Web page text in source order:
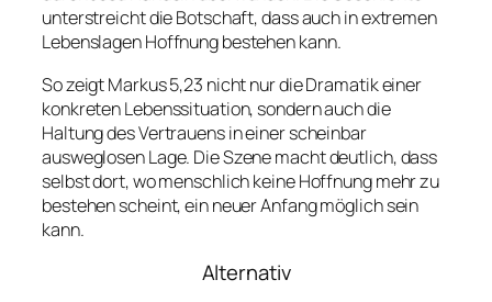
unterstreicht die Botschaft, dass auch in extremen
Lebenslagen Hoffnung bestehen kann.
So zeigt Markus 5,23 nicht nur die Dramatik einer
konkreten Lebenssituation, sondern auch die
Haltung des Vertrauens in einer scheinbar
ausweglosen Lage. Die Szene macht deutlich, dass
selbst dort, wo menschlich keine Hoffnung mehr zu
bestehen scheint, ein neuer Anfang möglich sein
kann.
Alternativ